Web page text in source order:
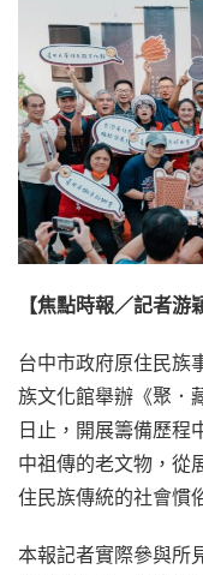
【焦點時報／記者游
台中市政府原住民族
族文化館舉辦《聚．
日止，開展籌備歷程
中祖傳的老文物，從
住民族傳統的社會慣
本報記者實際參與所